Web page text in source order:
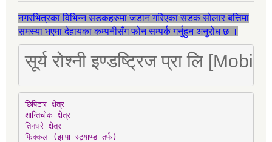
नगरभित्रका विभिन्न सडकहरुमा जडान गरिएका सडक सोलार बत्तिमा
समस्या भएमा देहायका कम्पनीसँग फोन सम्पर्क गर्नुहुन अनुरोध छ ।
सूर्य रोश्नी इण्डष्ट्रिज प्रा लि
छिपिटार क्षेत्र
शान्तिचोक क्षेत्र
तिनघरे क्षेत्र
फिक्कल (झापा स्ट्याण्ड तर्फ)